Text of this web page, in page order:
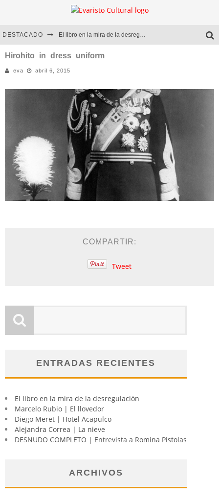
DESTACADO El libro en la mira de la desregulación
Marcelo Rubio | El llovedor
Diego Meret | Hotel Acapulco
Alejandra Correa | La nieve
Hirohito_in_dress_uniform
eva abril 6, 2015
COMPARTIR:
Tweet
ENTRADAS RECIENTES
El libro en la mira de la desregulación
Marcelo Rubio | El llovedor
Diego Meret | Hotel Acapulco
Alejandra Correa | La nieve
DESNUDO COMPLETO | Entrevista a Romina Pistolas
ARCHIVOS